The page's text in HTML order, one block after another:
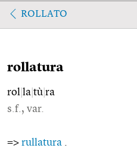
ROLLATO
rollatura
rol la tù ra
s.f., var.
=> rullatura